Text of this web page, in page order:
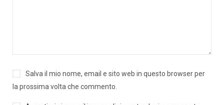
Salva il mio nome, email e sito web in questo browser per
la prossima volta che commento.